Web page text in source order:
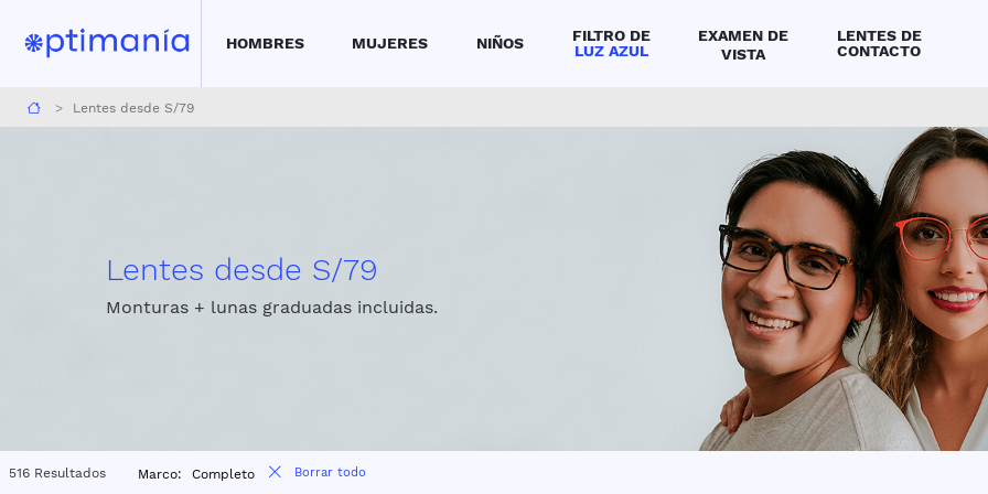
HOMBRES MUJERES NIÑOS
FILTRO DE
LUZ AZUL
EXAMEN DE
VISTA
LENTES DE
CONTACTO
Lentes desde S/79
Lentes desde S/79
Monturas + lunas graduadas incluidas.
516 Resultados Marco: Completo Borrar todo